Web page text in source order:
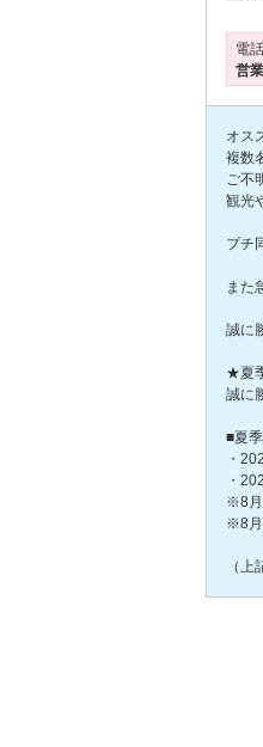
電
営
オス
複数
ご不
観光
プチ
また
誠に
★夏
誠に
■夏
・
・
※8月
※8月
（